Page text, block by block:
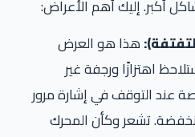
أكبر. إليك أهم الأعراض:
هذا هو العرض
اهتزازًا ورجفة غير
عند التوقف في إشارة مرور
تشعر وكأن المحرك